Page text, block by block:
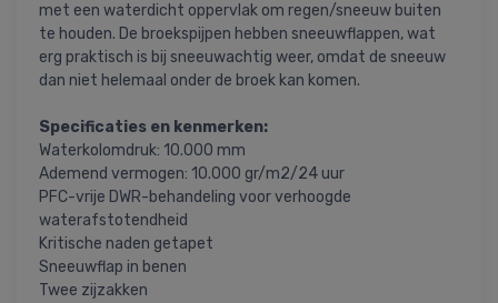
met een waterdicht oppervlak om regen/sneeuw buiten
te houden. De broekspijpen hebben sneeuwflappen, wat
erg praktisch is bij sneeuwachtig weer, omdat de sneeuw
dan niet helemaal onder de broek kan komen.
Specificaties en kenmerken:
Waterkolomdruk: 10.000 mm
Ademend vermogen: 10.000 gr/m2/24 uur
PFC-vrije DWR-behandeling voor verhoogde
waterafstotendheid
Kritische naden getapet
Sneeuwflap in benen
Twee zijzakken